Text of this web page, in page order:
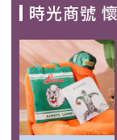
時光商號